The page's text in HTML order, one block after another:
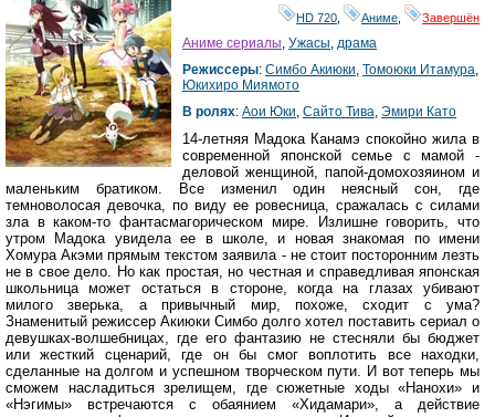
HD 720 Аниме Завершён
Аниме сериалы, Ужасы, драма
Режиссеры: Симбо Акиюки, Томоюки Итамура,
Юкихиро Миямото
В ролях: Аои Юки, Сайто Тива, Эмири Като
14-летняя Мадока Канамэ спокойно жила в
современной японской семье с мамой -
деловой женщиной, папой-домохозяином и
маленьким братиком. Все изменил один неясный сон, где
темноволосая девочка, по виду ее ровесница, сражалась с силами
зла в каком-то фантасмагорическом мире. Излишне говорить, что
утром Мадока увидела ее в школе, и новая знакомая по имени
Хомура Акэми прямым текстом заявила - не стоит посторонним лезть
не в свое дело. Но как простая, но честная и справедливая японская
школьница может остаться в стороне, когда на глазах убивают
милого зверька, а привычный мир, похоже, сходит с ума?
Знаменитый режиссер Акиюки Симбо долго хотел поставить сериал о
девушках-волшебницах, где его фантазию не стесняли бы бюджет
или жесткий сценарий, где он бы смог воплотить все находки,
сделанные на долгом и успешном творческом пути. И вот теперь мы
сможем насладиться зрелищем, где сюжетные ходы «Нанохи» и
«Нэгимы» встречаются с обаянием «Хидамари», а действие